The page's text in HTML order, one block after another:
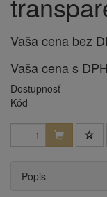
Vaša cena bez
Vaša cena s DPH
Dostupnosť
Kód
Popis